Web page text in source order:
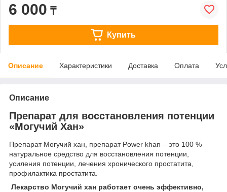
6 000 ₸
Купить
Описание Характеристики Доставка Оплата
Описание
Препарат для восстановления потенции
«Могучий Хан»
Препарат Могучий хан, препарат Power khan – это 100 %
натуральное средство для восстановления потенции,
усиления потенции, лечения хронического простатита,
профилактика простатита.
Лекарство Могучий хан работает очень эффективно,